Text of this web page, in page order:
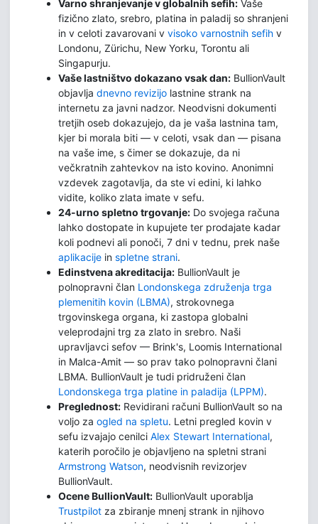
Varno shranjevanje v globalnih sefih: Vaše
fizično zlato, srebro, platina in paladij so shranjeni
in v celoti zavarovani v visoko varnostnih sefih v
Londonu, Zürichu, New Yorku, Torontu ali
Singapurju.
Vaše lastništvo dokazano vsak dan: BullionVault
objavlja dnevno revizijo lastnine strank na
internetu za javni nadzor. Neodvisni dokumenti
tretjih oseb dokazujejo, da je vaša lastnina tam,
kjer bi morala biti — v celoti, vsak dan — pisana
na vaše ime, s čimer se dokazuje, da ni
večkratnih zahtevkov na isto kovino. Anonimni
vzdevek zagotavlja, da ste vi edini, ki lahko
vidite, koliko zlata imate v sefu.
24-urno spletno trgovanje: Do svojega računa
lahko dostopate in kupujete ter prodajate kadar
koli podnevi ali ponoči, 7 dni v tednu, prek naše
aplikacije in spletne strani.
Edinstvena akreditacija: BullionVault je
polnopravni član Londonskega združenja trga
plemenitih kovin (LBMA), strokovnega
trgovinskega organa, ki zastopa globalni
veleprodajni trg za zlato in srebro. Naši
upravljavci sefov — Brink's, Loomis International
in Malca-Amit — so prav tako polnopravni člani
LBMA. BullionVault je tudi pridruženi član
Londonskega trga platine in paladija (LPPM).
Preglednost: Revidirani računi BullionVault so na
voljo za ogled na spletu. Letni pregled kovin v
sefu izvajajo cenilci Alex Stewart International,
katerih poročilo je objavljeno na spletni strani
Armstrong Watson, neodvisnih revizorjev
BullionVault.
Ocene BullionVault: BullionVault uporablja
Trustpilot za zbiranje mnenj strank in njihovo